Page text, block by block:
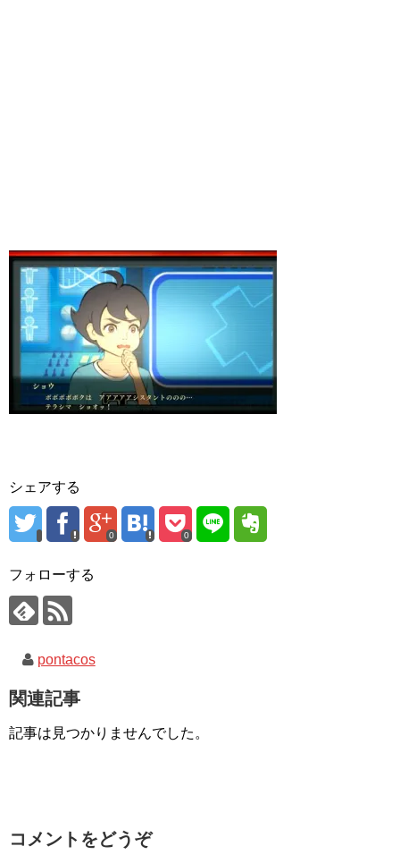
シェアする
0 0
フォローする
pontacos
関連記事
記事は見つかりませんでした。
コメントをどうぞ